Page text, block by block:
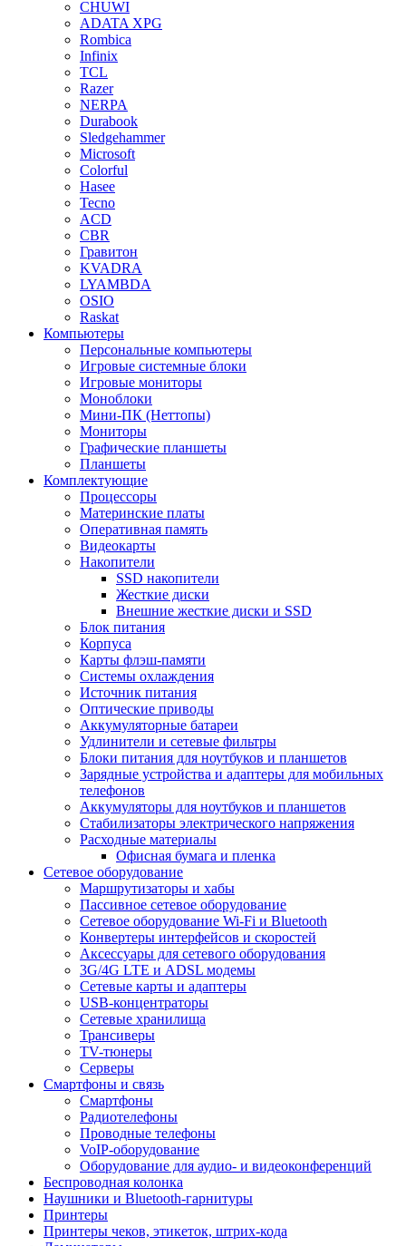
CHUWI
ADATA XPG
Rombica
Infinix
TCL
Razer
NERPA
Durabook
Sledgehammer
Microsoft
Colorful
Hasee
Tecno
ACD
CBR
Гравитон
KVADRA
LYAMBDA
OSIO
Raskat
Компьютеры
Персональные компьютеры
Игровые системные блоки
Игровые мониторы
Моноблоки
Мини-ПК (Неттопы)
Мониторы
Графические планшеты
Планшеты
Комплектующие
Процессоры
Материнские платы
Оперативная память
Видеокарты
Накопители
SSD накопители
Жесткие диски
Внешние жесткие диски и SSD
Блок питания
Корпуса
Карты флэш-памяти
Системы охлаждения
Источник питания
Оптические приводы
Аккумуляторные батареи
Удлинители и сетевые фильтры
Блоки питания для ноутбуков и планшетов
Зарядные устройства и адаптеры для мобильных
телефонов
Аккумуляторы для ноутбуков и планшетов
Стабилизаторы электрического напряжения
Расходные материалы
Офисная бумага и пленка
Сетевое оборудование
Маршрутизаторы и хабы
Пассивное сетевое оборудование
Сетевое оборудование Wi-Fi и Bluetooth
Конвертеры интерфейсов и скоростей
Аксессуары для сетевого оборудования
3G/4G LTE и ADSL модемы
Сетевые карты и адаптеры
USB-концентраторы
Сетевые хранилища
Трансиверы
TV-тюнеры
Серверы
Смартфоны и связь
Смартфоны
Радиотелефоны
Проводные телефоны
VoIP-оборудование
Оборудование для аудио- и видеоконференций
Беспроводная колонка
Наушники и Bluetooth-гарнитуры
Принтеры
Принтеры чеков, этикеток, штрих-кода